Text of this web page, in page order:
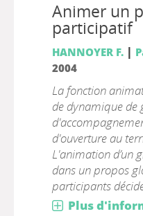
Animer un
participatif
HANNOYER F. |
2004
La fonction
de dynamique de
d'ouverture au
L'animation d’un
dans un propos
participants
Plus